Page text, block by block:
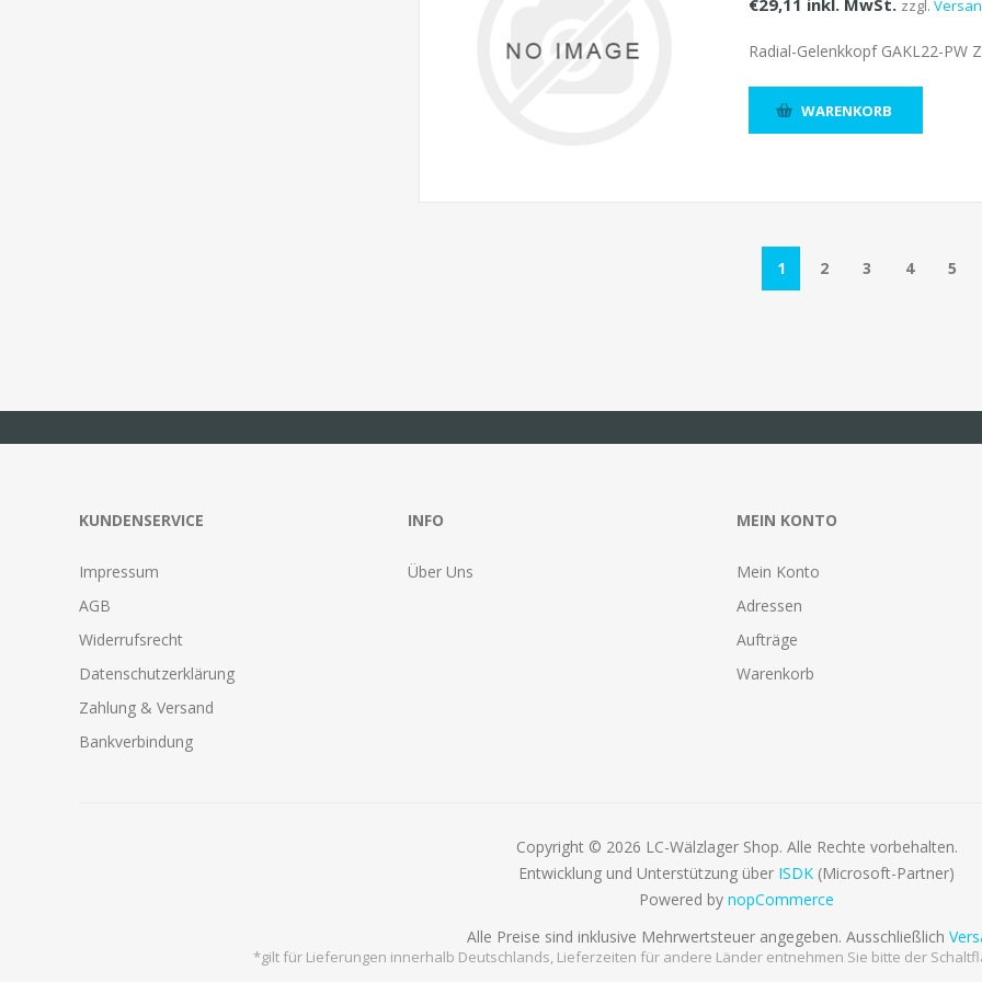
€29,11 inkl. MwSt. zzgl.
Radial-Gelenkkopf GAKL22-PW
WARENKORB
1 2 3 4 5
KUNDENSERVICE
Impressum
AGB
Widerrufsrecht
Datenschutzerklärung
Zahlung & Versand
Bankverbindung
INFO
Über Uns
MEIN KONTO
Mein Konto
Adressen
Aufträge
Warenkorb
Copyright © 2026 LC-Wälzlager Shop. Alle Rechte vorbehalten.
Entwicklung und Unterstützung über ISDK (Microsoft-Partner)
Powered by nopCommerce
Alle Preise sind inklusive Mehrwertsteuer angegeben. Ausschließlich
*gilt für Lieferungen innerhalb Deutschlands, Lieferzeiten für andere Länder entnehmen Sie bitte der